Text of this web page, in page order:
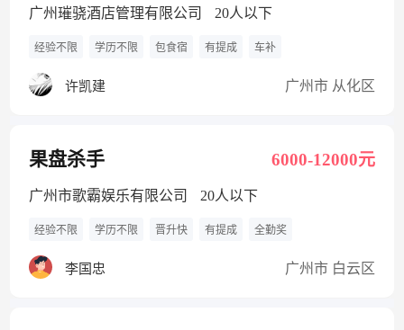
广州璀骁酒店管理有限公司 20人以下
经验不限 学历不限 包食宿 有提成 车补
许凯建 广州市 从化区
果盘杀手 6000-12000元
广州市歌霸娱乐有限公司 20人以下
经验不限 学历不限 晋升快 有提成 全勤奖
李国忠 广州市 白云区